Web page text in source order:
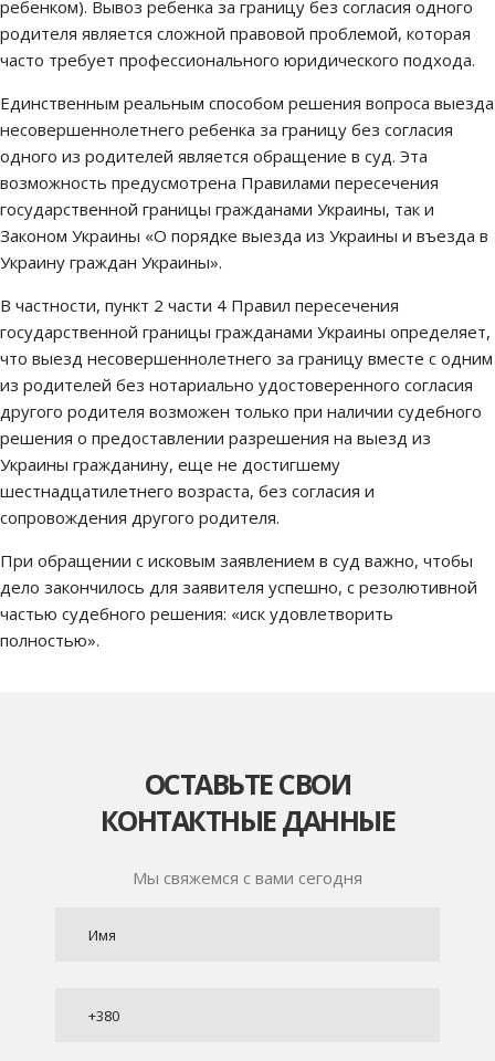
ребенком). Вывоз ребенка за границу без согласия одного
родителя является сложной правовой проблемой, которая
часто требует профессионального юридического подхода.
Единственным реальным способом решения вопроса выезда
несовершеннолетнего ребенка за границу без согласия
одного из родителей является обращение в суд. Эта
возможность предусмотрена Правилами пересечения
государственной границы гражданами Украины, так и
Законом Украины «О порядке выезда из Украины и въезда в
Украину граждан Украины».
В частности, пункт 2 части 4 Правил пересечения
государственной границы гражданами Украины определяет,
что выезд несовершеннолетнего за границу вместе с одним
из родителей без нотариально удостоверенного согласия
другого родителя возможен только при наличии судебного
решения о предоставлении разрешения на выезд из
Украины гражданину, еще не достигшему
шестнадцатилетнего возраста, без согласия и
сопровождения другого родителя.
При обращении с исковым заявлением в суд важно, чтобы
дело закончилось для заявителя успешно, с резолютивной
частью судебного решения: «иск удовлетворить
полностью».
ОСТАВЬТЕ СВОИ
КОНТАКТНЫЕ ДАННЫЕ
Мы свяжемся с вами сегодня